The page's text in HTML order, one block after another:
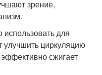
зрение,
для
улучшить циркуляцию
сжигает